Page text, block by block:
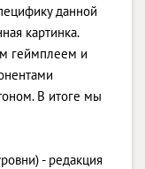
данной
картинка.
геймплеем и
В итоге мы
- редакция